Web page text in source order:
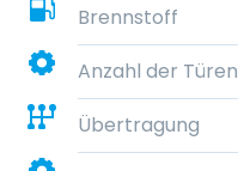
Brennstoff
Anzahl der Türen
Übertragung